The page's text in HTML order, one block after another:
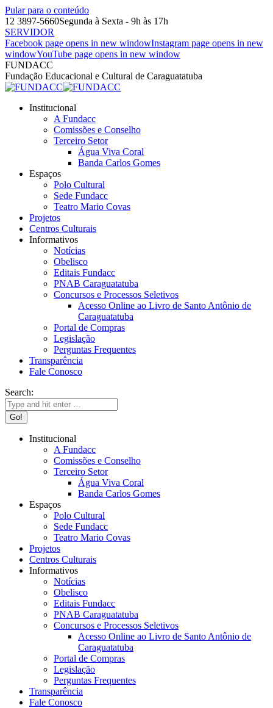
Pular para o conteúdo
12 3897-5660Segunda à Sexta - 9h às 17h
SERVIDOR
Facebook page opens in new windowInstagram page opens in new
windowYouTube page opens in new window
FUNDACC
Fundação Educacional e Cultural de Caraguatatuba
Institucional
A Fundacc
Comissões e Conselho
Terceiro Setor
Água Viva Coral
Banda Carlos Gomes
Espaços
Polo Cultural
Sede Fundacc
Teatro Mario Covas
Projetos
Centros Culturais
Informativos
Notícias
Obelisco
Editais Fundacc
PNAB Caraguatatuba
Concursos e Processos Seletivos
Acesso Online ao Livro de Santo Antônio de
Caraguatatuba
Portal de Compras
Legislação
Perguntas Frequentes
Transparência
Fale Conosco
Search:
Institucional
A Fundacc
Comissões e Conselho
Terceiro Setor
Água Viva Coral
Banda Carlos Gomes
Espaços
Polo Cultural
Sede Fundacc
Teatro Mario Covas
Projetos
Centros Culturais
Informativos
Notícias
Obelisco
Editais Fundacc
PNAB Caraguatatuba
Concursos e Processos Seletivos
Acesso Online ao Livro de Santo Antônio de
Caraguatatuba
Portal de Compras
Legislação
Perguntas Frequentes
Transparência
Fale Conosco